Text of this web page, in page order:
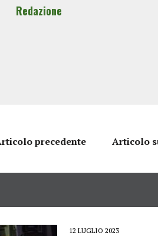
Redazione
precedente Articolo
12 LUGLIO 2023